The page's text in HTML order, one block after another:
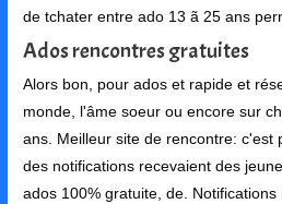
de tchater entre ado 13 ã 25 ans
Ados rencontres gratuites
Alors bon, pour ados et rapide et
monde, l'âme soeur ou encore sur
ans. Meilleur site de rencontre: c'est
des notifications recevaient des
ados 100% gratuite, de.